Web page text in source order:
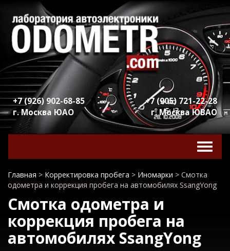
+7 (926) 902-68-85
г. Москва ЮАО
+7 (905) 721-22-28
г. Москва ЮВАО
Главная > Корректировка пробега > Иномарки > Смотка
одометра и коррекция пробега на автомобилях SsangYong
Смотка одометра и
коррекция пробега на
автомобилях SsangYong